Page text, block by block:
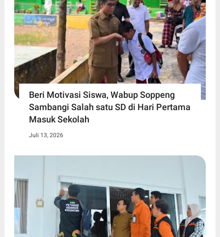
Beri Motivasi Siswa, Wabup Soppeng
Sambangi Salah satu SD di Hari Pertama
Masuk Sekolah
Juli 13, 2026